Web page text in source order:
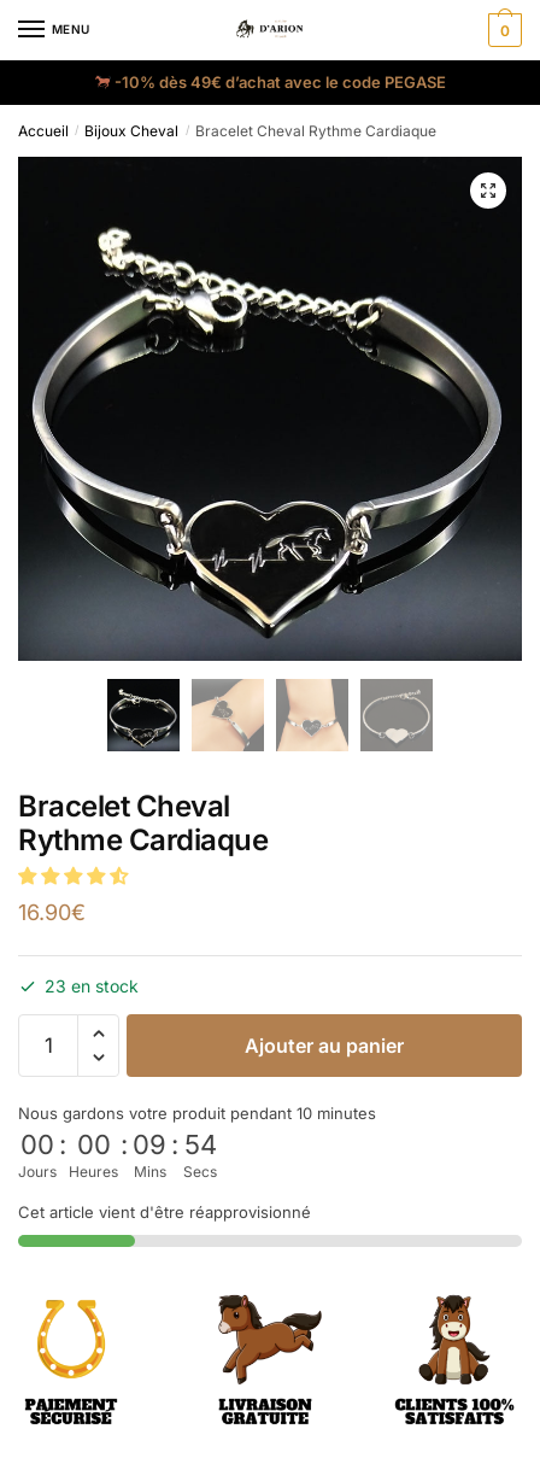
MENU 0
-10% dès 49€ d’achat avec le code PEGASE
Accueil / Bijoux Cheval / Bracelet Cheval Rythme Cardiaque
Bracelet Cheval
Rythme Cardiaque
16.90€
23 en stock
Ajouter au panier
Nous gardons votre produit pendant 10 minutes
00
Jours
: 00
Heures
: 09
Mins
: 54
Secs
Cet article vient d'être réapprovisionné